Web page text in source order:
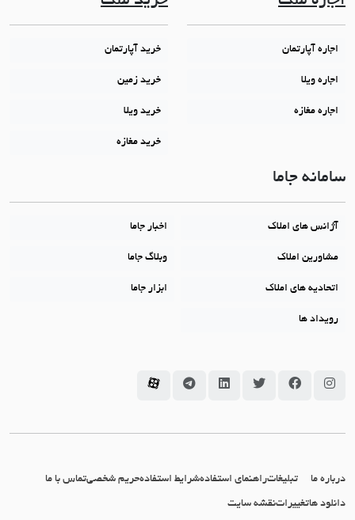
اجاره آپارتمان
اجاره ویلا
اجاره مغازه
خرید آپارتمان
خرید زمین
خرید ویلا
خرید مغازه
سامانه جاما
آژانس های املاک اخبار جاما
مشاورین املاک وبلاگ جاما
اتحادیه های املاک ابزار جاما
رویداد ها
سامانه جاما در اینستاگرام
سامانه جاما در فیسبوک
سامانه جاما در توئیتر
سامانه جاما در لینکداین
سامانه جاما در تلگرام
سامانه جاما در آپارات
درباره ما تبلیغاتراهنمای استفادهشرایط استفادهحریم شخصیتماس با ما
دانلود هاتغییراتنقشه سایت